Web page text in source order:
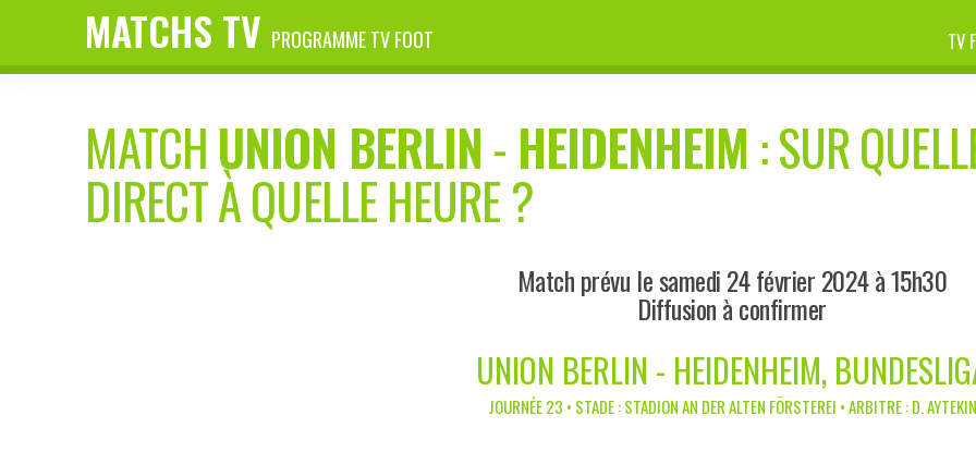
MATCHS TV PROGRAMME TV FOOT TV
MATCHUNION BERLIN- HEIDENHEIM : SUR
DIRECT À QUELLE HEURE ?
Match prévu le samedi 24 février 2024 à 15h30
Diffusion à confirmer
UNION BERLIN - HEIDENHEIM,
JOURNÉE 23 • STADE : STADION AN DER ALTEN FÖRSTEREI • ARBITRE : D. AYTEKIN